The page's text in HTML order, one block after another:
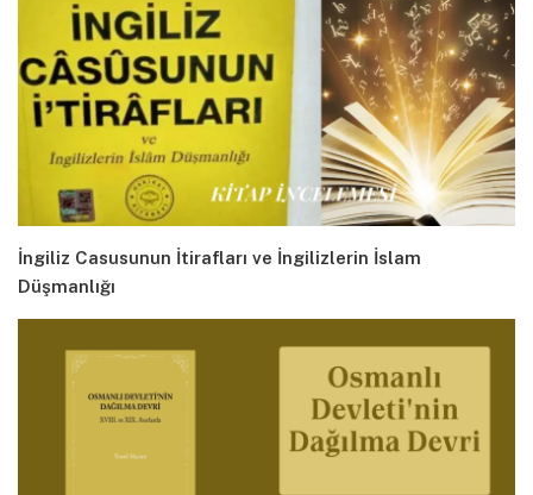
İngiliz Casusunun İtirafları ve İngilizlerin İslam
Düşmanlığı